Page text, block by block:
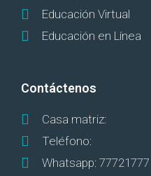
Educación Virtual
Educación en Línea
Contáctenos
Casa matriz:
Teléfono:
Whatsapp: 77721777